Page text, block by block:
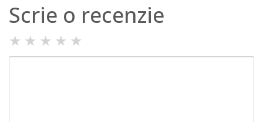
Scrie o recenzie
★ ★ ★ ★ ★